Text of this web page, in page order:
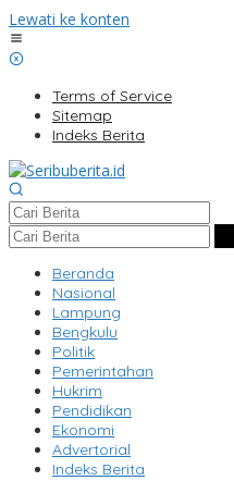
Lewati ke konten
Terms of Service
Sitemap
Indeks Berita
Beranda
Nasional
Lampung
Bengkulu
Politik
Pemerintahan
Hukrim
Pendidikan
Ekonomi
Advertorial
Indeks Berita